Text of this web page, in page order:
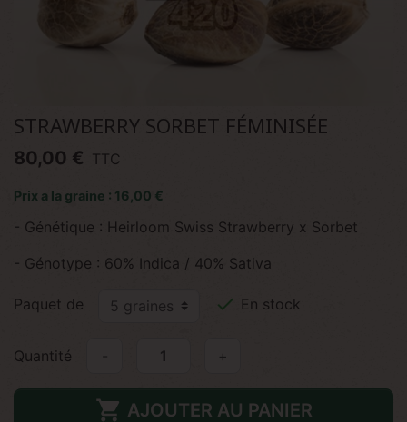
STRAWBERRY SORBET FÉMINISÉE
80,00 € TTC
Prix a la graine : 16,00 €
- Génétique : Heirloom Swiss Strawberry x Sorbet
- Génotype : 60% Indica / 40% Sativa
Paquet de  En stock
Quantité +
 AJOUTER AU PANIER